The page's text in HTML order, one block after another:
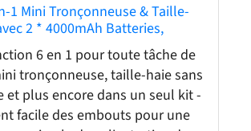
1 Mini Tronçonneuse & Taille-
2 * 4000mAh Batteries,
Electrique à Perche
Portée Maximale Jusqu'à
à 30 ML Bouteille d'huile
6 en 1 pour toute tâche de
tronçonneuse, taille-haie sans
et plus encore dans un seul kit -
facile des embouts pour une